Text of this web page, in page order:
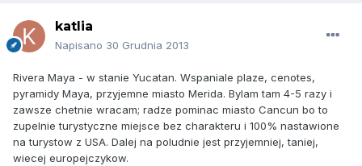
katlia
Napisano 30 Grudnia 2013
Rivera Maya - w stanie Yucatan. Wspaniale plaze, cenotes,
pyramidy Maya, przyjemne miasto Merida. Bylam tam 4-5 razy i
zawsze chetnie wracam; radze pominac miasto Cancun bo to
zupelnie turystyczne miejsce bez charakteru i 100% nastawione
na turystow z USA. Dalej na poludnie jest przyjemniej, taniej,
wiecej europejczykow.